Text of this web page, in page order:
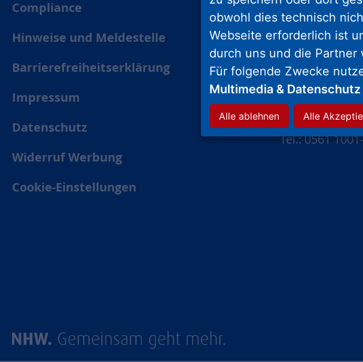
Compliance
Hinweise und Meldestelle
Barrierefreiheitserklärung
Impressum
Datenschutz
Widerruf Werbung
Cookie-Einstellungen
geschlossen.
Wohnstadt
Wolfsschlucht
34117 Kassel
Tel.: 0561
obwohl dies technisch
Webseite erforderlich ist
durch uns und die
Für folgende Zwecke
Multimedia &
Alle ablehnen Alle